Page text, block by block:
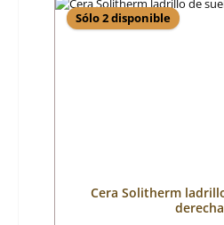
Sólo 2 disponible
Cera Solitherm
derecha